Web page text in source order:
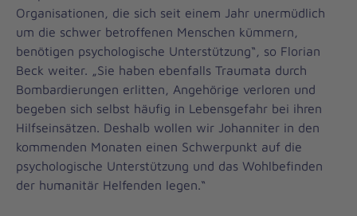
Organisationen, die sich seit einem Jahr unermüdlich
um die schwer betroffenen Menschen kümmern,
benötigen psychologische Unterstützung“, so Florian
Beck weiter. „Sie haben ebenfalls Traumata durch
Bombardierungen erlitten, Angehörige verloren und
begeben sich selbst häufig in Lebensgefahr bei ihren
Hilfseinsätzen. Deshalb wollen wir Johanniter in den
kommenden Monaten einen Schwerpunkt auf die
psychologische Unterstützung und das Wohlbefinden
der humanitär Helfenden legen.“